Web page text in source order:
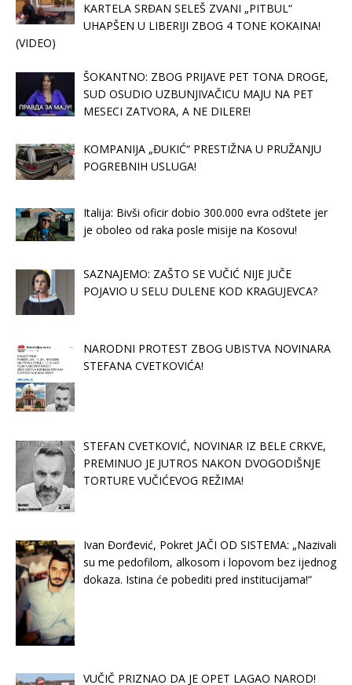
KARTELA SRĐAN SELEŠ ZVANI „PITBUL“
UHAPŠEN U LIBERIJI ZBOG 4 TONE KOKAINA!
(VIDEO)
ŠOKANTNO: ZBOG PRIJAVE PET TONA DROGE,
SUD OSUDIO UZBUNJIVAČICU MAJU NA PET
MESECI ZATVORA, A NE DILERE!
KOMPANIJA „ĐUKIĆ“ PRESTIŽNA U PRUŽANJU
POGREBNIH USLUGA!
Italija: Bivši oficir dobio 300.000 evra odštete jer
je oboleo od raka posle misije na Kosovu!
SAZNAJEMO: ZAŠTO SE VUČIĆ NIJE JUČE
POJAVIO U SELU DULENE KOD KRAGUJEVCA?
NARODNI PROTEST ZBOG UBISTVA NOVINARA
STEFANA CVETKOVIĆA!
STEFAN CVETKOVIĆ, NOVINAR IZ BELE CRKVE,
PREMINUO JE JUTROS NAKON DVOGODIŠNJE
TORTURE VUČIĆEVOG REŽIMA!
Ivan Đorđević, Pokret JAČI OD SISTEMA: „Nazivali
su me pedofilom, alkosom i lopovom bez ijednog
dokaza. Istina će pobediti pred institucijama!“
VUČIČ PRIZNAO DA JE OPET LAGAO NAROD!